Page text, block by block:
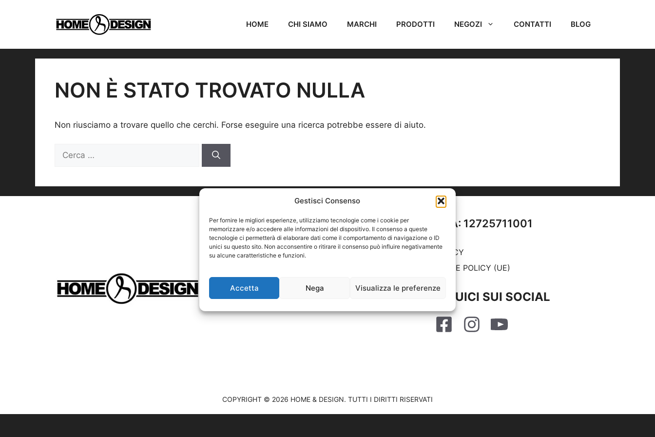
Gestisci Consenso
Per fornire le migliori esperienze, utilizziamo tecnologie come i cookie per
memorizzare e/o accedere alle informazioni del dispositivo. Il consenso a queste
tecnologie ci permetterà di elaborare dati come il comportamento di navigazione o ID
unici su questo sito. Non acconsentire o ritirare il consenso può influire negativamente
su alcune caratteristiche e funzioni.
Accetta Nega Visualizza le preferenze
HOME CHI SIAMO MARCHI PRODOTTI NEGOZI CONTATTI BLOG
NON È STATO TROVATO NULLA
Non riusciamo a trovare quello che cerchi. Forse eseguire una ricerca potrebbe essere di aiuto.
per:
P.IVA: 12725711001
PRIVACY
COOKIE POLICY (UE)
SEGUICI SUI SOCIAL
COPYRIGHT © 2026 HOME & DESIGN. TUTTI I DIRITTI RISERVATI